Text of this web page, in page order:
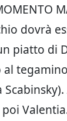
dovrà
piatto di
al